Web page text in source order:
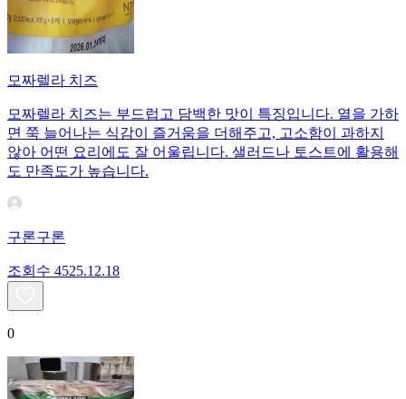
모짜렐라 치즈
모짜렐라 치즈는 부드럽고 담백한 맛이 특징입니다. 열을 가하
면 쭉 늘어나는 식감이 즐거움을 더해주고, 고소함이 과하지
않아 어떤 요리에도 잘 어울립니다. 샐러드나 토스트에 활용해
도 만족도가 높습니다.
구론구론
조회수 4525.12.18
0